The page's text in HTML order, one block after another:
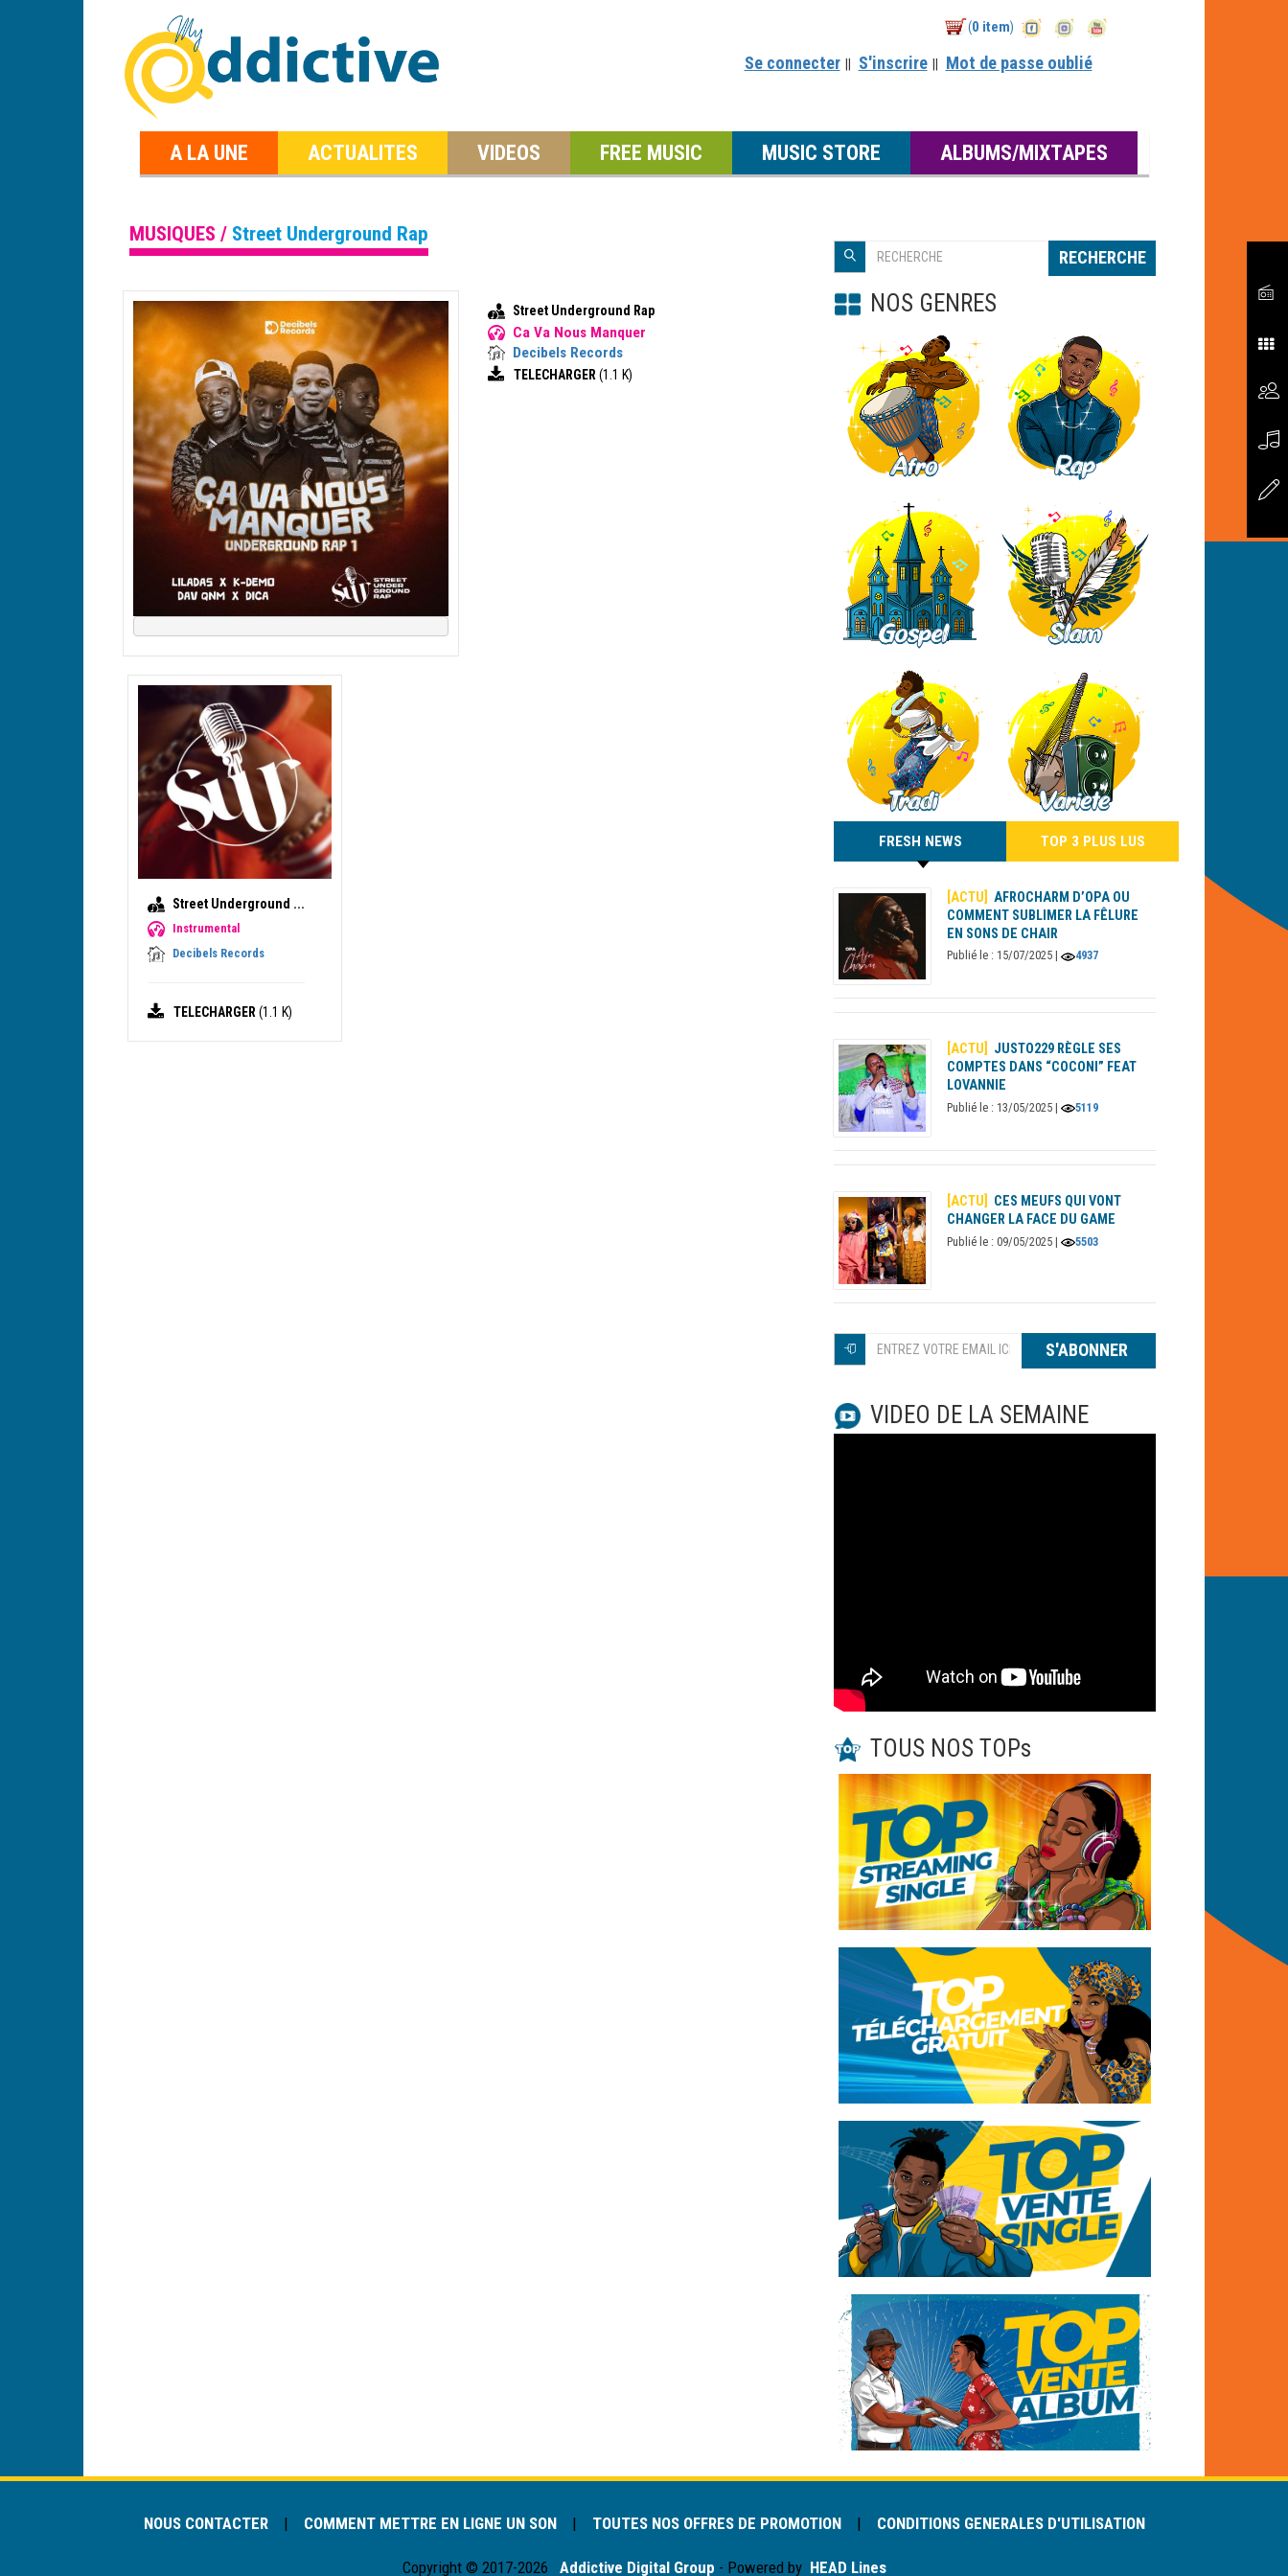
(0 item)
Se connecter S'inscrire Mot de passe oublié
A LA UNE ACTUALITES VIDEOS FREE MUSIC MUSIC STORE ALBUMS/MIXTAPES
MUSIQUES / Street Underground Rap
Street Underground Rap
Ca Va Nous Manquer
Decibels Records
TELECHARGER (1.1 K)
Street Underground ...
Instrumental
Decibels Records
TELECHARGER (1.1 K)
RECHERCHE
NOS GENRES
FRESH NEWS TOP 3 PLUS LUS
[ACTU] AFROCHARM D’OPA OU
COMMENT SUBLIMER LA FÊLURE
EN SONS DE CHAIR
Publié le : 15/07/2025 | 4937
[ACTU]
JUSTO229 RÈGLE SES
COMPTES DANS “COCONI” FEAT
LOVANNIE
Publié le : 13/05/2025 | 5119
[ACTU]
CES MEUFS QUI VONT
CHANGER LA FACE DU GAME
Publié le : 09/05/2025 | 5503
S'ABONNER
VIDEO DE LA SEMAINE
TOUS NOS TOPs
NOUS CONTACTER | COMMENT METTRE EN LIGNE UN SON | TOUTES NOS OFFRES DE PROMOTION| CONDITIONS GENERALES D'UTILISATION
Copyright © 2017-2026 Addictive Digital Group - Powered by HEAD Lines